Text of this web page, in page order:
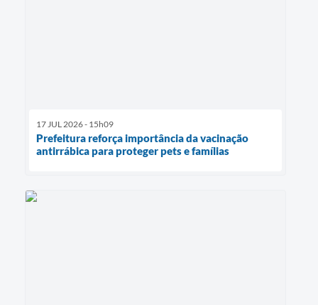
17 JUL 2026 - 15h09
Prefeitura reforça importância da vacinação
antirrábica para proteger pets e famílias